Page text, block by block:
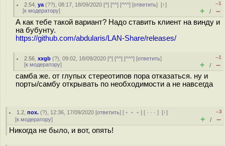
2.54 ,ya (??), 08:17, 18/09/2020 [^] [^^] [^^^] [ответить][↑]
[к модератору]
–1
+ / –
А как тебе такой вариант? Надо ставить клиент на винду и
на бубунту.
https://github.com/abdularis/LAN-Share/releases/
2.56 ,xxgb (?), 09:02, 18/09/2020 [^] [^^] [^^^] [ответить]
[к модератору]
–1
+ / –
самба же. от глупых стереотипов пора отказаться. ну и
порты/самбу открывать по необходимости а не навсегда
1.2 ,пох. (?), 12:36, 17/09/2020 [ответить] [ ﹢﹢﹢] [ · · ·][↑]
[к модератору]
–3
+ / –
Никогда не было, и вот, опять!